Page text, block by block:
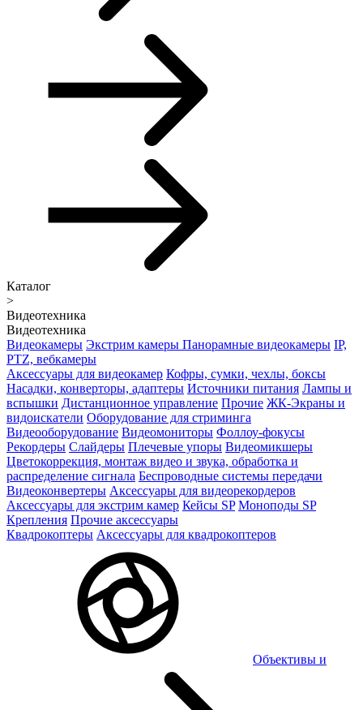
Каталог
>
Видеотехника
Видеотехника
Видеокамеры Экстрим камеры Панорамные видеокамеры IP,
PTZ, вебкамеры
Аксессуары для видеокамер Кофры, сумки, чехлы, боксы
Насадки, конверторы, адаптеры Источники питания Лампы и
вспышки Дистанционное управление Прочие ЖК-Экраны и
видоискатели Оборудование для стриминга
Видеооборудование Видеомониторы Фоллоу-фокусы
Рекордеры Слайдеры Плечевые упоры Видеомикшеры
Цветокоррекция, монтаж видео и звука, обработка и
распределение сигнала Беспроводные системы передачи
Видеоконвертеры Аксессуары для видеорекордеров
Аксессуары для экстрим камер Кейсы SP Моноподы SP
Крепления Прочие аксессуары
Квадрокоптеры Аксессуары для квадрокоптеров
Объективы и